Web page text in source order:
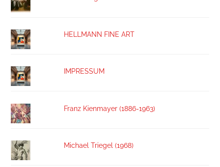
HELLMANN FINE ART
IMPRESSUM
Franz Kienmayer (1886-1963)
Michael Triegel (1968)